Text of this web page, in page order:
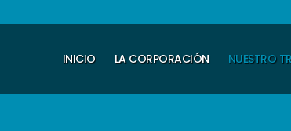
INICIO LA CORPORACIÓN NUESTRO